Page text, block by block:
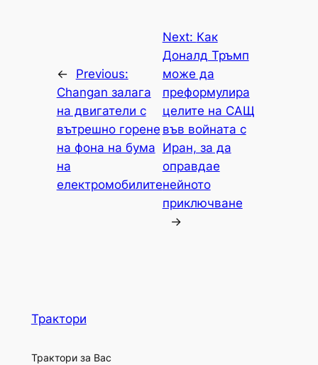
←
Previous:
Changan залага
на двигатели с
вътрешно горене
на фона на бума
на
електромобилите
Next: Как
Доналд Тръмп
може да
преформулира
целите на САЩ
във войната с
Иран, за да
оправдае
нейното
приключване
→
Трактори
Трактори за Вас